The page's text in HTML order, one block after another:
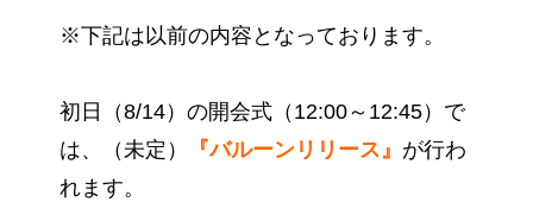
※下記は以前の内容となっております。
初日（8/14）の開会式（12:00～12:45）で
は、（未定）
『バルーンリリース』 が行わ
れます。